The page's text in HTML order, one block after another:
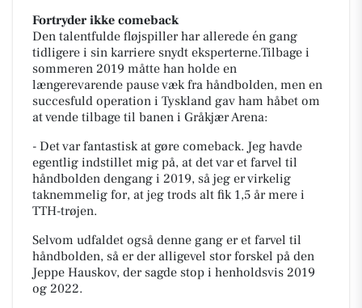
Fortryder ikke comeback
Den talentfulde fløjspiller har allerede én gang
tidligere i sin karriere snydt eksperterne.Tilbage i
sommeren 2019 måtte han holde en
længerevarende pause væk fra håndbolden, men en
succesfuld operation i Tyskland gav ham håbet om
at vende tilbage til banen i Gråkjær Arena:
- Det var fantastisk at gøre comeback. Jeg havde
egentlig indstillet mig på, at det var et farvel til
håndbolden dengang i 2019, så jeg er virkelig
taknemmelig for, at jeg trods alt fik 1,5 år mere i
TTH-trøjen.
Selvom udfaldet også denne gang er et farvel til
håndbolden, så er der alligevel stor forskel på den
Jeppe Hauskov, der sagde stop i henholdsvis 2019
og 2022.